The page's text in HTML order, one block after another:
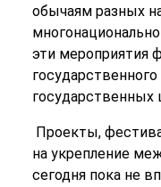
обычаям разных
эти мероприятия
государственных
Проекты,
на укрепление
сегодня пока не